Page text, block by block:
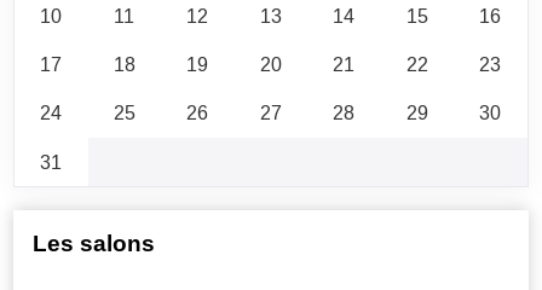
10
11 12 13 14 15
16
17
18 19 20 21 22
23
24
25 26 27 28 29
30
31
Les salons